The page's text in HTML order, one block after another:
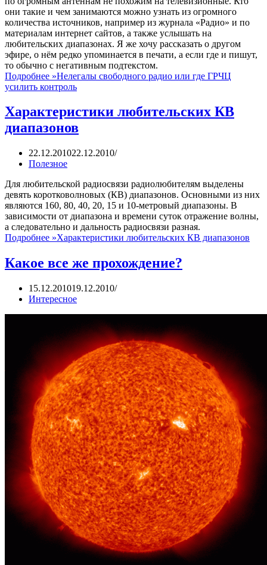
они такие и чем занимаются можно узнать из огромного
количества источников, например из журнала «Радио» и по
материалам интернет сайтов, а также услышать на
любительских диапазонах. Я же хочу рассказать о другом
эфире, о нём редко упоминается в печати, а если где и пишут,
то обычно с негативным подтекстом.
Подробнее »Нелегалы свободного радио или где ГРЧЦ
усилить контроль
Характеристики любительских КВ
диапазонов
22.12.201022.12.2010
Полезное
Для любительской радиосвязи радиолюбителям выделены
девять коротковолновых (КВ) диапазонов. Основными из них
являются 160, 80, 40, 20, 15 и 10-метровый диапазоны. В
зависимости от диапазона и времени суток отражение волны,
а следовательно и дальность радиосвязи разная.
Подробнее »Характеристики любительских КВ диапазонов
Какое все же прохождение?
15.12.201019.12.2010
Интересное